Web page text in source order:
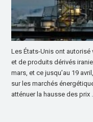
Les États-Unis ont
et de produits dérivés
mars, et ce jusqu’au 19
sur les marchés
atténuer la hausse des prix